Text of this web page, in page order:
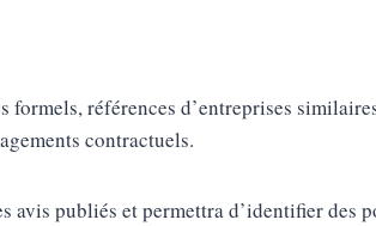
références d’entreprises
contractuels.
avis publiés et permettra d’identifier des